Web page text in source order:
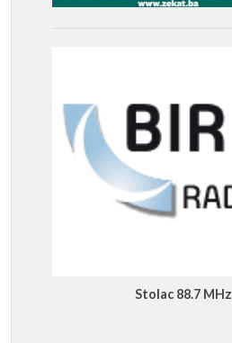
Stolac 88.7 MHz